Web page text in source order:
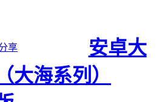
享
安卓大
大海系列）